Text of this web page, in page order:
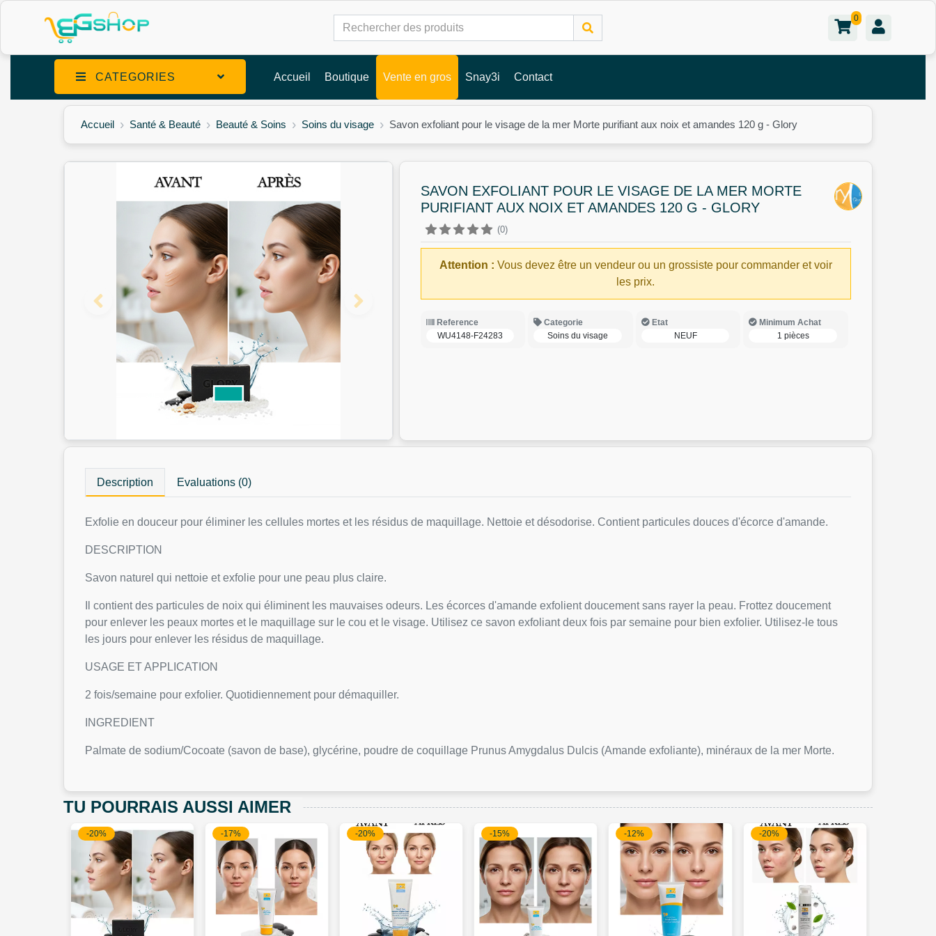
0
CATEGORIES Accueil Boutique Vente en gros Snay3i Contact
Accueil Santé & Beauté Beauté & Soins Soins du visage Savon exfoliant pour le visage de la mer Morte purifiant aux noix et amandes 120 g - Glory
SAVON EXFOLIANT POUR LE VISAGE DE LA MER MORTE
PURIFIANT AUX NOIX ET AMANDES 120 G - GLORY
(0)
Attention : Vous devez être un vendeur ou un grossiste pour commander et voir
les prix.
Reference
WU4148-F24283
Categorie
Soins du visage
Etat
NEUF
Minimum Achat
1 pièces
Description Evaluations (0)
Exfolie en douceur pour éliminer les cellules mortes et les résidus de maquillage. Nettoie et désodorise. Contient particules douces d'écorce d'amande.
DESCRIPTION
Savon naturel qui nettoie et exfolie pour une peau plus claire.
Il contient des particules de noix qui éliminent les mauvaises odeurs. Les écorces d'amande exfolient doucement sans rayer la peau. Frottez doucement
pour enlever les peaux mortes et le maquillage sur le cou et le visage. Utilisez ce savon exfoliant deux fois par semaine pour bien exfolier. Utilisez-le tous
les jours pour enlever les résidus de maquillage.
USAGE ET APPLICATION
2 fois/semaine pour exfolier. Quotidiennement pour démaquiller.
INGREDIENT
Palmate de sodium/Cocoate (savon de base), glycérine, poudre de coquillage Prunus Amygdalus Dulcis (Amande exfoliante), minéraux de la mer Morte.
TU POURRAIS AUSSI AIMER
-20% -17% -20% -15% -12% -20%